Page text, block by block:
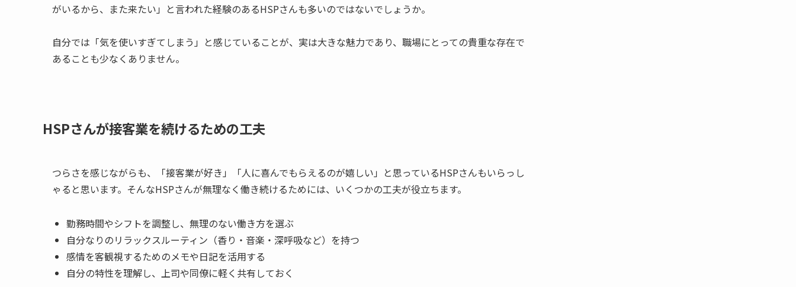
がいるから、また来たい」と言われた経験のあるHSPさんも多いのではないでしょうか。
自分では「気を使いすぎてしまう」と感じていることが、実は大きな魅力であり、職場にとっての貴重な存在で
あることも少なくありません。
HSPさんが接客業を続けるための工夫
つらさを感じながらも、「接客業が好き」「人に喜んでもらえるのが嬉しい」と思っているHSPさんもいらっし
ゃると思います。そんなHSPさんが無理なく働き続けるためには、いくつかの工夫が役立ちます。
勤務時間やシフトを調整し、無理のない働き方を選ぶ
自分なりのリラックスルーティン（香り・音楽・深呼吸など）を持つ
感情を客観視するためのメモや日記を活用する
自分の特性を理解し、上司や同僚に軽く共有しておく